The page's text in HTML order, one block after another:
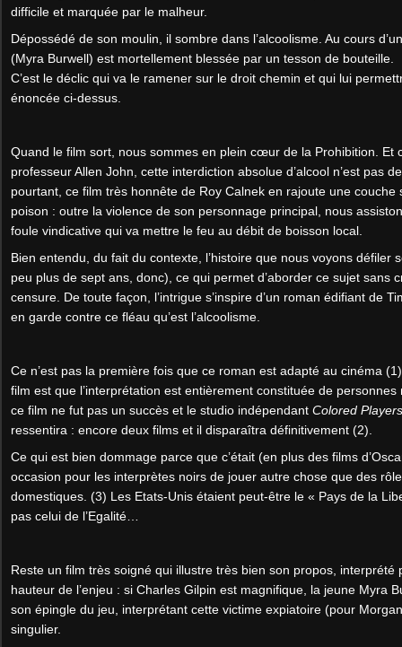
difficile et marquée par le malheur.
Dépossédé de son moulin, il sombre dans l’alcoolisme. Au cours
(Myra Burwell) est mortellement blessée par un tesson de bouteille.
C’est le déclic qui va le ramener sur le droit chemin et qui lui
énoncée ci-dessus.
Quand le film sort, nous sommes en plein cœur de la Prohibition. Et
professeur Allen John, cette interdiction absolue d’alcool n’est pas
pourtant, ce film très honnête de Roy Calnek en rajoute une couche
poison : outre la violence de son personnage principal, nous
foule vindicative qui va mettre le feu au débit de boisson local.
Bien entendu, du fait du contexte, l’histoire que nous voyons défiler
peu plus de sept ans, donc), ce qui permet d’aborder ce sujet sans
censure. De toute façon, l’intrigue s’inspire d’un roman édifiant de
en garde contre ce fléau qu’est l’alcoolisme.
Ce n’est pas la première fois que ce roman est adapté au cinéma
film est que l’interprétation est entièrement constituée de
ce film ne fut pas un succès et le studio indépendant Colored
ressentira : encore deux films et il disparaîtra définitivement (2).
Ce qui est bien dommage parce que c’était (en plus des films
occasion pour les interprètes noirs de jouer autre chose que des
domestiques. (3) Les Etats-Unis étaient peut-être le « Pays de la
pas celui de l’Egalité…
Reste un film très soigné qui illustre très bien son propos, interprété
hauteur de l’enjeu : si Charles Gilpin est magnifique, la jeune Myra
son épingle du jeu, interprétant cette victime expiatoire (pour
singulier.